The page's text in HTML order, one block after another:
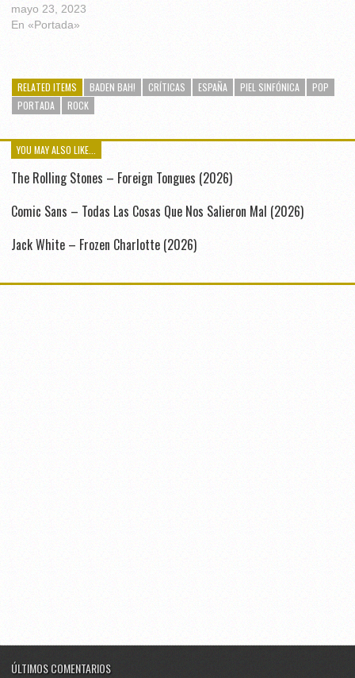
mayo 23, 2023
En «Portada»
RELATED ITEMS BADEN BAH! CRÍTICAS ESPAÑA PIEL SINFÓNICA
POP
PORTADA
ROCK
YOU MAY ALSO LIKE...
The Rolling Stones – Foreign Tongues (2026)
Comic Sans – Todas Las Cosas Que Nos Salieron Mal (2026)
Jack White – Frozen Charlotte (2026)
ÚLTIMOS COMENTARIOS